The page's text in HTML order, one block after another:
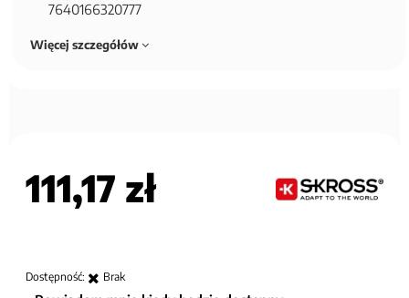
7640166320777
Więcej szczegółów
111,17 zł
Dostępność: Brak